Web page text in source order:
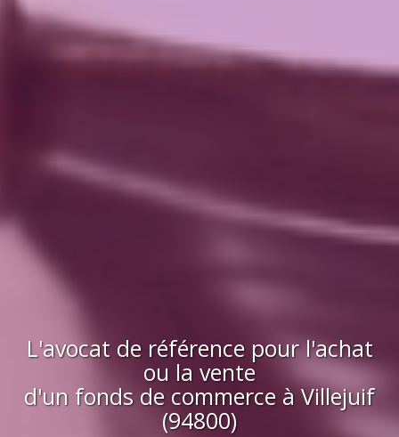
L'avocat de référence pour l'achat
ou la vente
d'un fonds de commerce à Villejuif
(94800)